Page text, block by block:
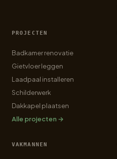
PROJECTEN
Badkamer renovatie
Gietvloer leggen
Laadpaal installeren
Schilderwerk
Dakkapel plaatsen
Alle projecten →
VAKMANNEN